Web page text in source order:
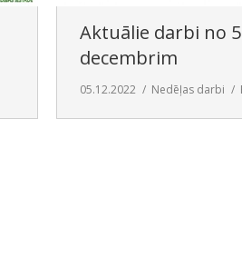
Aktuālie darbi no
decembrim
05.12.2022 Nedēļas darbi